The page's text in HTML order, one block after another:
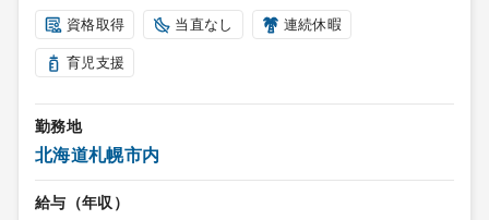
資格取得 当直なし 連続休暇
育児支援
勤務地
北海道札幌市内
給与（年収）